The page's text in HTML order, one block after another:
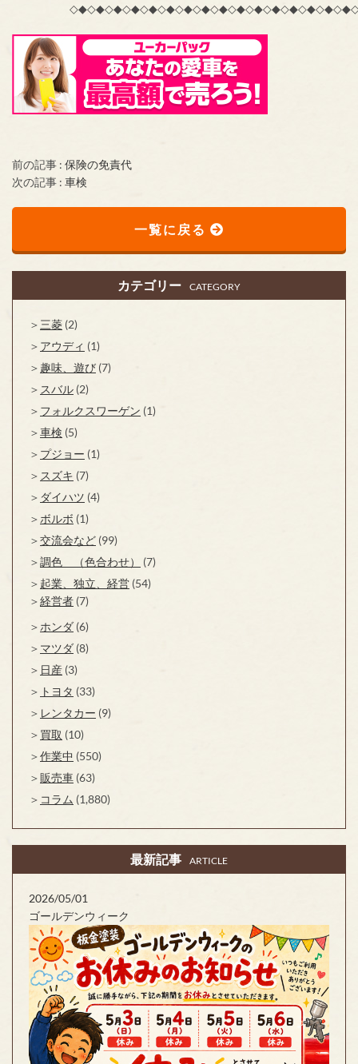
前の記事 : 保険の免責代
次の記事 : 車検
一覧に戻る
カテゴリー CATEGORY
三菱 (2)
アウディ (1)
趣味、遊び (7)
スバル (2)
フォルクスワーゲン (1)
車検 (5)
プジョー (1)
スズキ (7)
ダイハツ (4)
ボルボ (1)
交流会など (99)
調色 （色合わせ）
(7)
起業、独立、経営 (54)
経営者 (7)
ホンダ (6)
マツダ (8)
日産 (3)
トヨタ (33)
レンタカー (9)
買取 (10)
作業中 (550)
販売車 (63)
コラム (1,880)
最新記事 ARTICLE
2026/05/01
ゴールデンウィーク